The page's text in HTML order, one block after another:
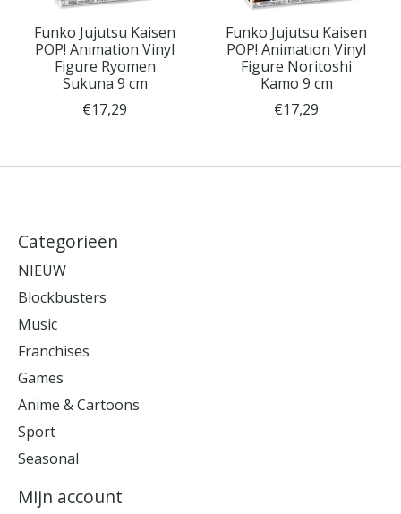
Funko Jujutsu Kaisen
POP! Animation Vinyl
Figure Ryomen
Sukuna 9 cm
€17,29
Funko Jujutsu Kaisen
POP! Animation Vinyl
Figure Noritoshi
Kamo 9 cm
€17,29
Categorieën
NIEUW
Blockbusters
Music
Franchises
Games
Anime & Cartoons
Sport
Seasonal
Mijn account